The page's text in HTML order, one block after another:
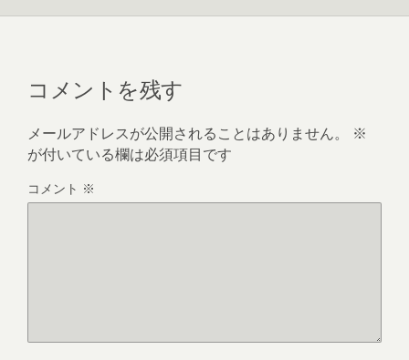
コメントを残す
メールアドレスが公開されることはありません。
※
が付いている欄は必須項目です
コメント ※